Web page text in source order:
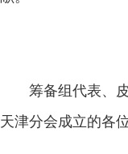
筹备组代表、
天津分会成立的各